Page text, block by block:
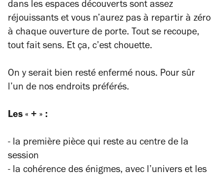
dans les espaces découverts sont assez
réjouissants et vous n’aurez pas à repartir à zéro
à chaque ouverture de porte. Tout se recoupe,
tout fait sens. Et ça, c’est chouette.
On y serait bien resté enfermé nous. Pour sûr
l’un de nos endroits préférés.
Les « + » :
- la première pièce qui reste au centre de la
session
- la cohérence des énigmes, avec l’univers et les